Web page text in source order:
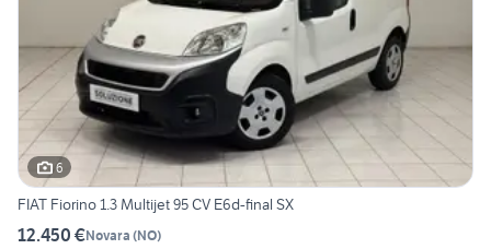
6
FIAT Fiorino 1.3 Multijet 95 CV E6d-final SX
12.450 €Novara (NO)